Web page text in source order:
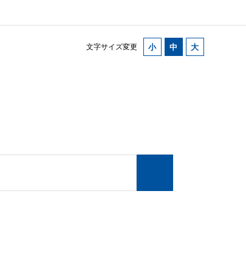
文字サイズ変更